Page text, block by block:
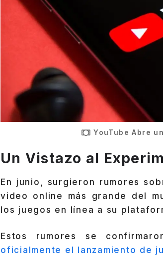
YouTube Abre
Un Vistazo al
En junio, surgieron rumores
video online más grande del
los juegos en línea a su
Estos rumores se
oficialmente el lanzamiento de